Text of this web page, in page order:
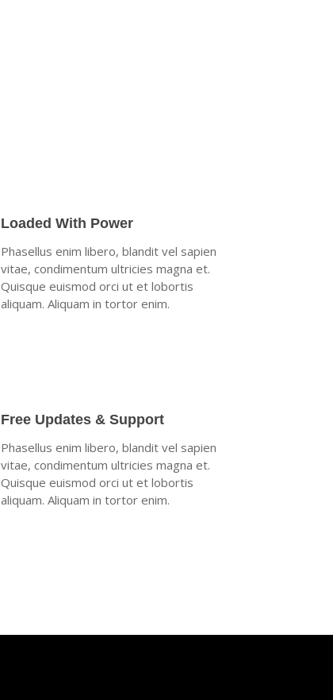
Loaded With Power
Phasellus enim libero, blandit vel sapien
vitae, condimentum ultricies magna et.
Quisque euismod orci ut et lobortis
aliquam. Aliquam in tortor enim.
Free Updates & Support
Phasellus enim libero, blandit vel sapien
vitae, condimentum ultricies magna et.
Quisque euismod orci ut et lobortis
aliquam. Aliquam in tortor enim.